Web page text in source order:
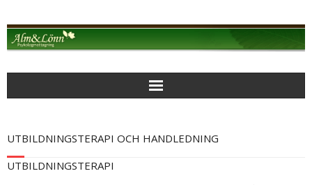
UTBILDNINGSTERAPI OCH HANDLEDNING
UTBILDNINGSTERAPI